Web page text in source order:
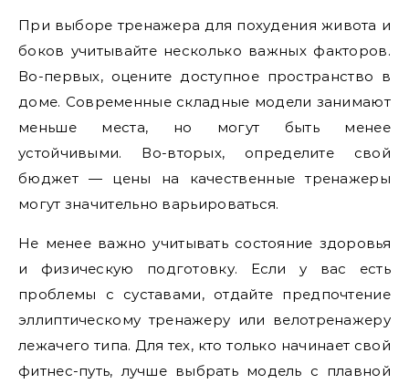
При выборе тренажера для похудения живота и
боков учитывайте несколько важных факторов.
Во-первых, оцените доступное пространство в
доме. Современные складные модели занимают
меньше места, но могут быть менее
устойчивыми. Во-вторых, определите свой
бюджет — цены на качественные тренажеры
могут значительно варьироваться.
Не менее важно учитывать состояние здоровья
и физическую подготовку. Если у вас есть
проблемы с суставами, отдайте предпочтение
эллиптическому тренажеру или велотренажеру
лежачего типа. Для тех, кто только начинает свой
фитнес-путь, лучше выбрать модель с плавной